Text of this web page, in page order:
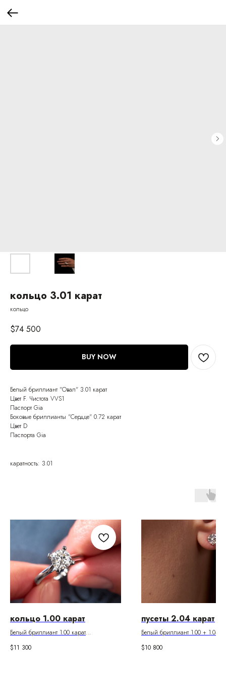
кольцо 3.01 карат
кольцо
$74 500
BUY NOW
Белый бриллиант "Овал" 3.01 карат
Цвет F. Чистота VVS1
Паспорт Gia
Боковые бриллианты "Сердце" 0.72 карат
Цвет D
Паспорта Gia
каратность: 3.01
кольцо 1.00 карат
Белый бриллиант 1.00 карат
Паспорт GIA
$11 300
пусеты 2.04 карат
Белый бриллиант 1.00 + 1.04
Паспорта GIA
$10 800